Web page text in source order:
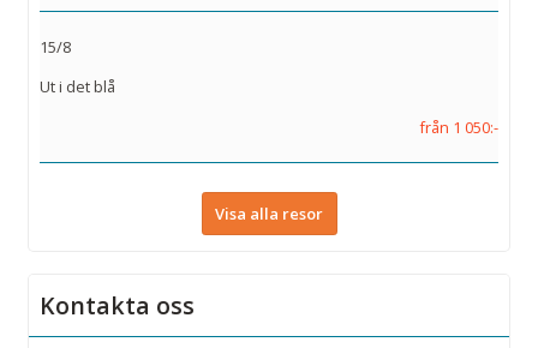
15/8
Ut i det blå
från 1 050:-
Visa alla resor
Kontakta oss